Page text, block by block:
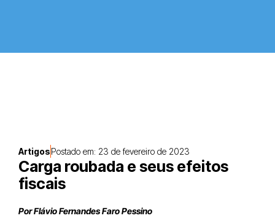
ArtigosPostado em: 23 de fevereiro de 2023
Carga roubada e seus efeitos
fiscais
PorFlávio Fernandes Faro Pessino